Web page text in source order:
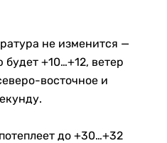
не изменится —
+10…+12, ветер
восточное и
до +30…+32